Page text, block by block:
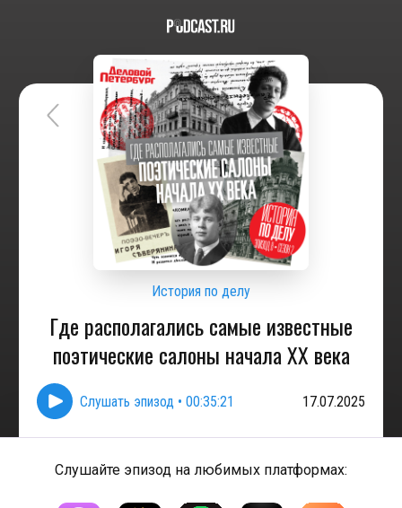
История по делу
Где располагались самые известные
поэтические салоны начала XX века
Слушать эпизод • 00:35:21 17.07.2025
Слушайте эпизод на любимых платформах: